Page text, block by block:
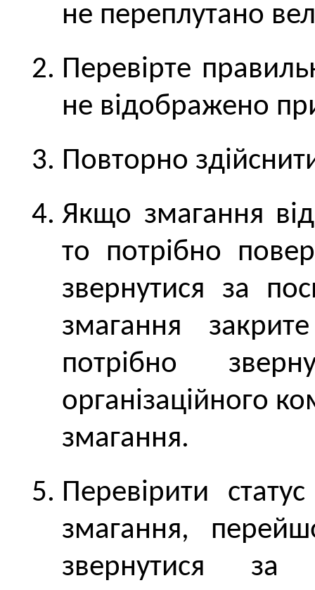
не переплутано
Перевірте
не відображено
Повторно
Якщо змагання
то потрібно
звернутися за
змагання
потрібно
організаційного
змагання.
Перевірити
змагання,
звернутися